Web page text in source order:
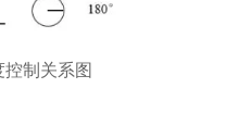
控制关系图